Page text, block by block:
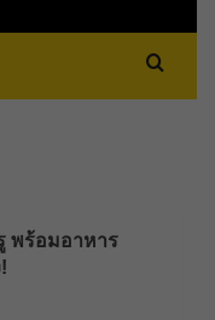
พร้อมอาหาร